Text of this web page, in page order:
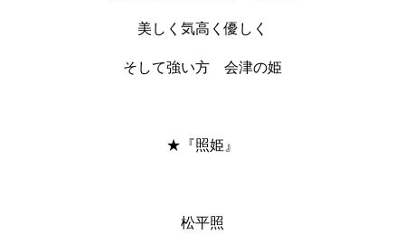
美しく気高く優しく
そして強い方 会津の姫
★『照姫』
松平照